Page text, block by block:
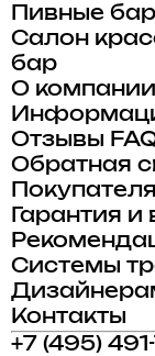
Пивные
Салон
бар
О компании
Отзывы
Обратная
Гарантия и
Системы
Контакты
+7 (495)